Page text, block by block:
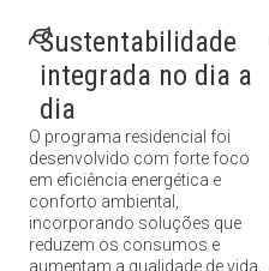
Sustentabilidade
integrada no dia a
dia
O programa residencial foi
desenvolvido com forte foco
em eficiência energética e
conforto ambiental,
incorporando soluções que
reduzem os consumos e
aumentam a qualidade de vida.